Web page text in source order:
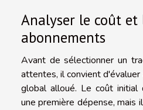
Analyser le coût et
abonnements
Avant de sélectionner un
attentes, il convient
global alloué. Le coût initial
une première dépense, mais